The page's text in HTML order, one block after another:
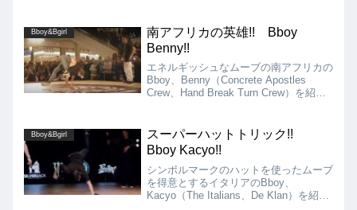
Bboy&Bgirl
南アフリカの英雄!! Bboy
Benny!!
エネルギッシュなムーブの南アフリカの
Bboy、Benny（Concrete Apostles
Crew、Hand Break Turn Crew）を紹
フリーズが強みです!!
Bboy&Bgirl
スーパーハットトリック!!
Bboy Kacyo!!
シンボルマークのハットを使ったムーブ
を得意とするイタリアのBboy、
Kacyo（The Italians、De Klan）を紹